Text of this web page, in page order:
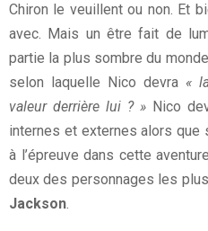
Chiron le veuillent ou non. Et
avec. Mais un être fait de
partie la plus sombre du
selon laquelle Nico devra «
valeur derrière lui ? » Nico
internes et externes alors
à l’épreuve dans cette
deux des personnages les
Jackson.